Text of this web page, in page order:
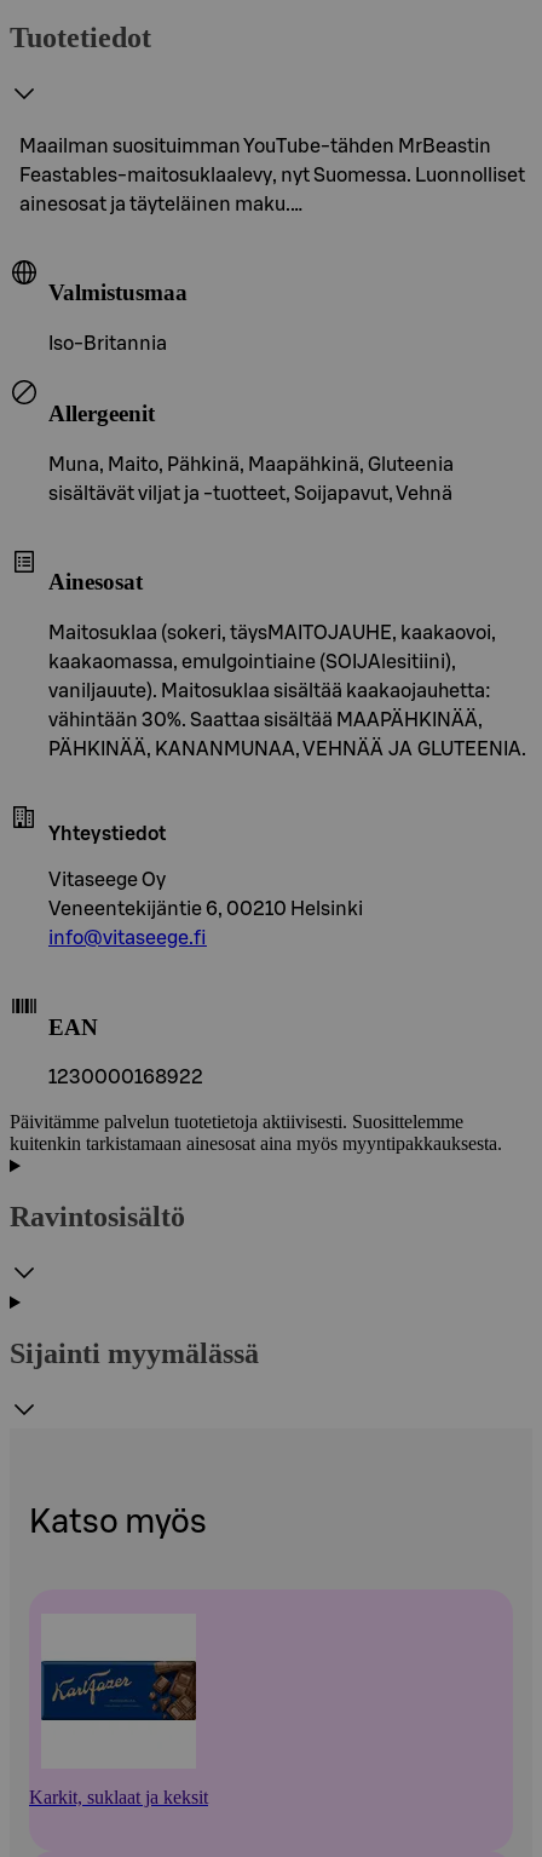
Tuotetiedot
Maailman suosituimman YouTube-tähden MrBeastin
Feastables-maitosuklaalevy, nyt Suomessa. Luonnolliset
ainesosat ja täyteläinen maku.…
Valmistusmaa
Iso-Britannia
Allergeenit
Muna, Maito, Pähkinä, Maapähkinä, Gluteenia
sisältävät viljat ja -tuotteet, Soijapavut, Vehnä
Ainesosat
Maitosuklaa (sokeri, täysMAITOJAUHE, kaakaovoi,
kaakaomassa, emulgointiaine (SOIJAlesitiini),
vaniljauute). Maitosuklaa sisältää kaakaojauhetta:
vähintään 30%. Saattaa sisältää MAAPÄHKINÄÄ,
PÄHKINÄÄ, KANANMUNAA, VEHNÄÄ JA GLUTEENIA.
Yhteystiedot
Vitaseege Oy
Veneentekijäntie 6, 00210 Helsinki
info@vitaseege.fi
EAN
1230000168922
Päivitämme palvelun tuotetietoja aktiivisesti. Suosittelemme
kuitenkin tarkistamaan ainesosat aina myös myyntipakkauksesta.
Ravintosisältö
Sijainti myymälässä
Katso myös
Karkit, suklaat ja keksit